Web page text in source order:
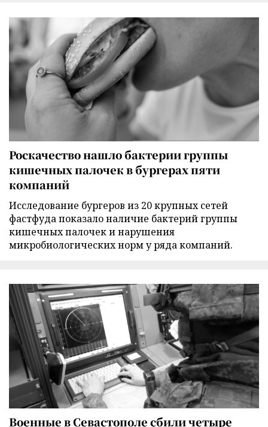
Роскачество нашло бактерии группы
кишечных палочек в бургерах пяти
компаний
Исследование бургеров из 20 крупных сетей
фастфуда показало наличие бактерий группы
кишечных палочек и нарушения
микробиологических норм у ряда компаний.
Военные в Севастополе сбили четыре